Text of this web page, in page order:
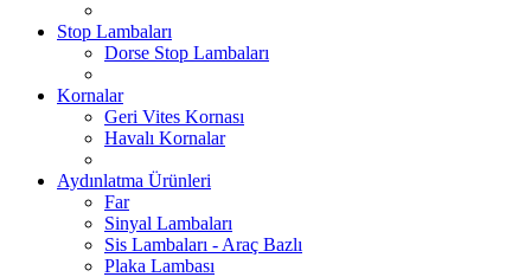
Stop Lambaları
Dorse Stop Lambaları
Kornalar
Geri Vites Kornası
Havalı Kornalar
Aydınlatma Ürünleri
Far
Sinyal Lambaları
Sis Lambaları - Araç Bazlı
Plaka Lambası